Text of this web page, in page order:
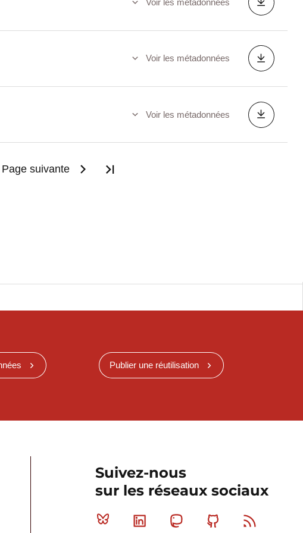
Voir les métadonnées
Voir les métadonnées
Page suivante
Publier une réutilisation
Suivez-nous
sur les réseaux sociaux
Bluesky Linkedin MastodonGithub